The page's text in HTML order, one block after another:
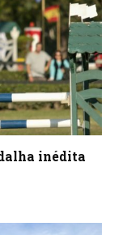
inédita